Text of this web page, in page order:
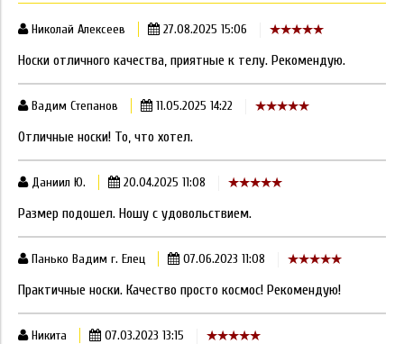
Николай Алексеев 27.08.2025 15:06
Носки отличного качества, приятные к телу. Рекомендую.
Вадим Степанов 11.05.2025 14:22
Отличные носки! То, что хотел.
Даниил Ю. 20.04.2025 11:08
Размер подошел. Ношу с удовольствием.
Панько Вадим г. Елец 07.06.2023 11:08
Практичные носки. Качество просто космос! Рекомендую!
Никита 07.03.2023 13:15